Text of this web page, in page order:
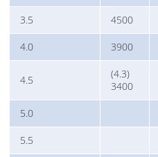
3.5 4500
4.0 3900
4.5
(4.3)
3400
5.0
5.5